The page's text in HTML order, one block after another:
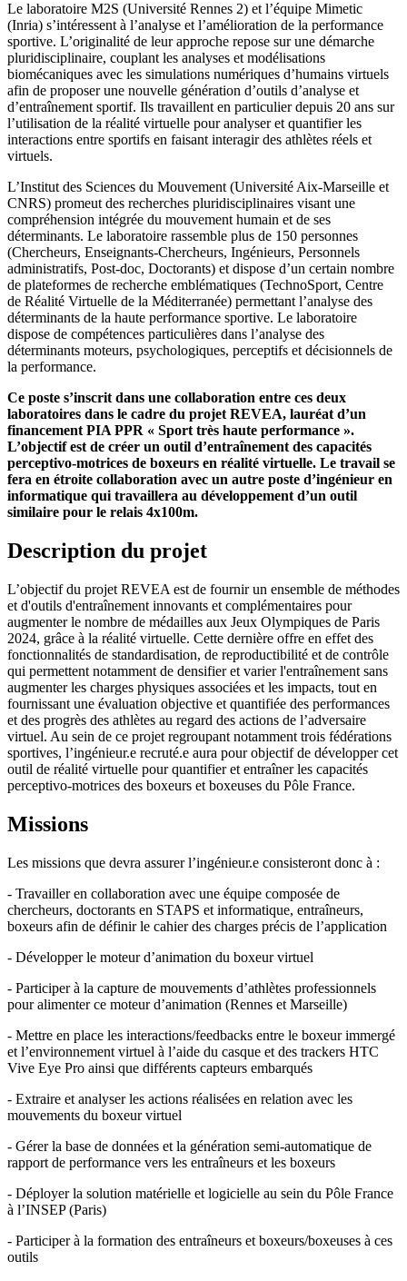
Le laboratoire M2S (Université Rennes 2) et l’équipe Mimetic
(Inria) s’intéressent à l’analyse et l’amélioration de la performance
sportive. L’originalité de leur approche repose sur une démarche
pluridisciplinaire, couplant les analyses et modélisations
biomécaniques avec les simulations numériques d’humains virtuels
afin de proposer une nouvelle génération d’outils d’analyse et
d’entraînement sportif. Ils travaillent en particulier depuis 20 ans sur
l’utilisation de la réalité virtuelle pour analyser et quantifier les
interactions entre sportifs en faisant interagir des athlètes réels et
virtuels.
L’Institut des Sciences du Mouvement (Université Aix-Marseille et
CNRS) promeut des recherches pluridisciplinaires visant une
compréhension intégrée du mouvement humain et de ses
déterminants. Le laboratoire rassemble plus de 150 personnes
(Chercheurs, Enseignants-Chercheurs, Ingénieurs, Personnels
administratifs, Post-doc, Doctorants) et dispose d’un certain nombre
de plateformes de recherche emblématiques (TechnoSport, Centre
de Réalité Virtuelle de la Méditerranée) permettant l’analyse des
déterminants de la haute performance sportive. Le laboratoire
dispose de compétences particulières dans l’analyse des
déterminants moteurs, psychologiques, perceptifs et décisionnels de
la performance.
Ce poste s’inscrit dans une collaboration entre ces deux
laboratoires dans le cadre du projet REVEA, lauréat d’un
financement PIA PPR « Sport très haute performance ».
L’objectif est de créer un outil d’entraînement des capacités
perceptivo-motrices de boxeurs en réalité virtuelle. Le travail se
fera en étroite collaboration avec un autre poste d’ingénieur en
informatique qui travaillera au développement d’un outil
similaire pour le relais 4x100m.
Description du projet
L’objectif du projet REVEA est de fournir un ensemble de méthodes
et d'outils d'entraînement innovants et complémentaires pour
augmenter le nombre de médailles aux Jeux Olympiques de Paris
2024, grâce à la réalité virtuelle. Cette dernière offre en effet des
fonctionnalités de standardisation, de reproductibilité et de contrôle
qui permettent notamment de densifier et varier l'entraînement sans
augmenter les charges physiques associées et les impacts, tout en
fournissant une évaluation objective et quantifiée des performances
et des progrès des athlètes au regard des actions de l’adversaire
virtuel. Au sein de ce projet regroupant notamment trois fédérations
sportives, l’ingénieur.e recruté.e aura pour objectif de développer cet
outil de réalité virtuelle pour quantifier et entraîner les capacités
perceptivo-motrices des boxeurs et boxeuses du Pôle France.
Missions
Les missions que devra assurer l’ingénieur.e consisteront donc à :
- Travailler en collaboration avec une équipe composée de
chercheurs, doctorants en STAPS et informatique, entraîneurs,
boxeurs afin de définir le cahier des charges précis de l’application
- Développer le moteur d’animation du boxeur virtuel
- Participer à la capture de mouvements d’athlètes professionnels
pour alimenter ce moteur d’animation (Rennes et Marseille)
- Mettre en place les interactions/feedbacks entre le boxeur immergé
et l’environnement virtuel à l’aide du casque et des trackers HTC
Vive Eye Pro ainsi que différents capteurs embarqués
- Extraire et analyser les actions réalisées en relation avec les
mouvements du boxeur virtuel
- Gérer la base de données et la génération semi-automatique de
rapport de performance vers les entraîneurs et les boxeurs
- Déployer la solution matérielle et logicielle au sein du Pôle France
à l’INSEP (Paris)
- Participer à la formation des entraîneurs et boxeurs/boxeuses à ces
outils